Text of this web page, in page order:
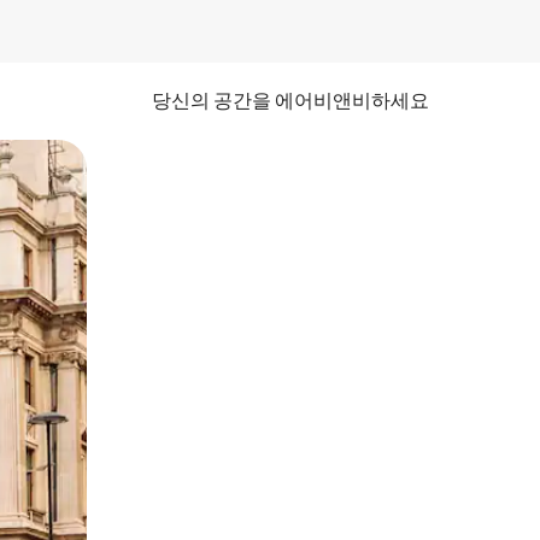
당신의 공간을 에어비앤비하세요